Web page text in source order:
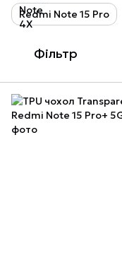
Redmi Note 15 Pro
Фільтр